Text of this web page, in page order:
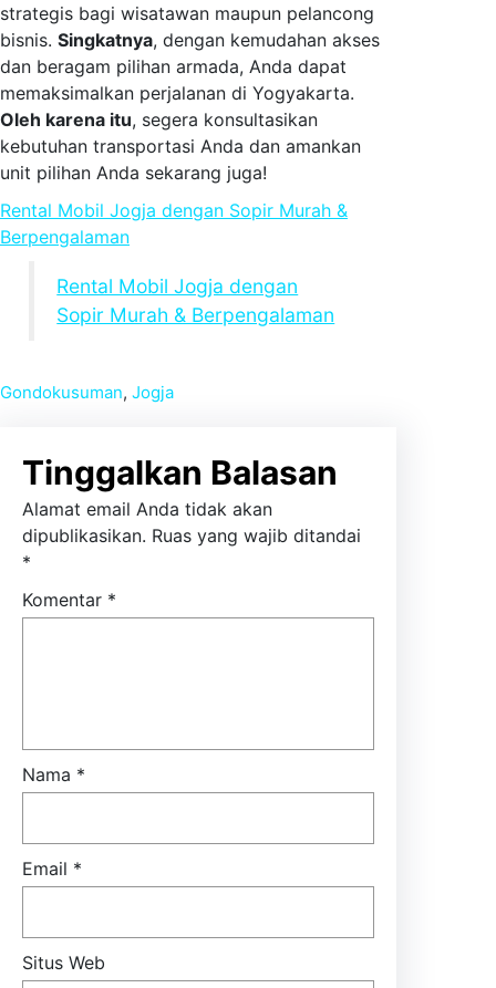
strategis bagi wisatawan maupun pelancong
bisnis. Singkatnya, dengan kemudahan akses
dan beragam pilihan armada, Anda dapat
memaksimalkan perjalanan di Yogyakarta.
Oleh karena itu, segera konsultasikan
kebutuhan transportasi Anda dan amankan
unit pilihan Anda sekarang juga!
Rental Mobil Jogja dengan Sopir Murah &
Berpengalaman
Rental Mobil Jogja dengan
Sopir Murah & Berpengalaman
Gondokusuman, Jogja
Tinggalkan Balasan
Alamat email Anda tidak akan
dipublikasikan. Ruas yang wajib ditandai
*
Komentar *
Nama *
Email *
Situs Web